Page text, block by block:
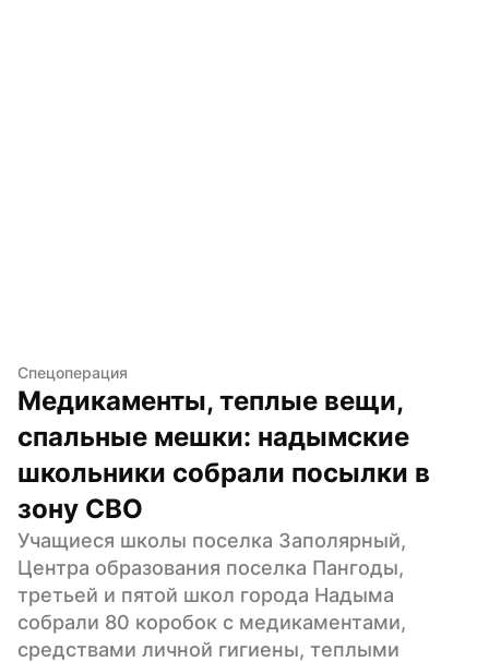
Спецоперация
Медикаменты, теплые вещи,
спальные мешки: надымские
школьники собрали посылки в
зону СВО
Учащиеся школы поселка Заполярный,
Центра образования поселка Пангоды,
третьей и пятой школ города Надыма
собрали 80 коробок с медикаментами,
средствами личной гигиены, теплыми